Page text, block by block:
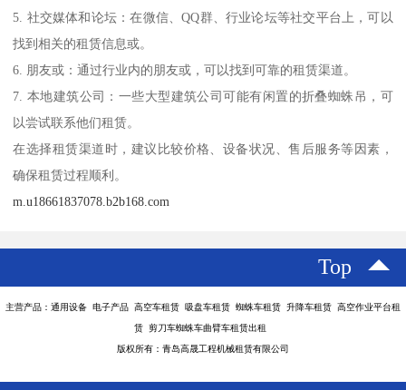
5. 社交媒体和论坛：在微信、QQ群、行业论坛等社交平台上，可以
找到相关的租赁信息或。
6. 朋友或：通过行业内的朋友或，可以找到可靠的租赁渠道。
7. 本地建筑公司：一些大型建筑公司可能有闲置的折叠蜘蛛吊，可
以尝试联系他们租赁。
在选择租赁渠道时，建议比较价格、设备状况、售后服务等因素，
确保租赁过程顺利。
m.u18661837078.b2b168.com
Top
主营产品：通用设备 电子产品 高空车租赁 吸盘车租赁 蜘蛛车租赁 升降车租赁 高空作业平台租
赁 剪刀车蜘蛛车曲臂车租赁出租
版权所有：青岛高晟工程机械租赁有限公司